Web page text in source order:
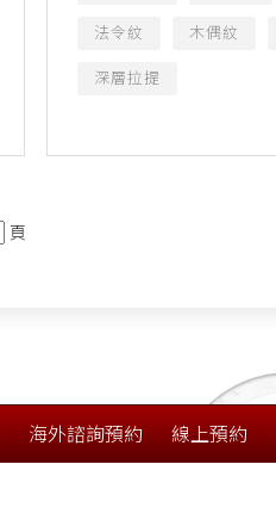
法令紋 木偶紋
深層拉提
頁
海外諮詢預約 線上預約